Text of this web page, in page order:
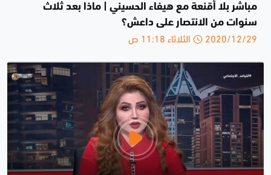
مباشر بلا أقنعة مع هيفاء الحسيني | ماذا بعد ثلاث
سنوات من الانتصار على داعش؟
2020/12/29 الثلاثاء 11:18 ص